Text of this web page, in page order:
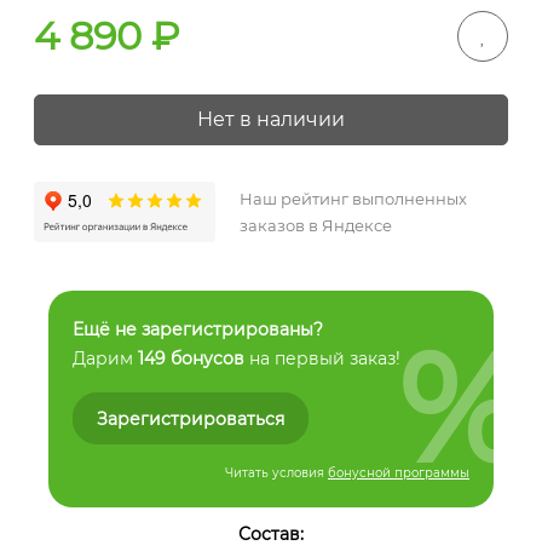
4 890 ₽
Нет в наличии
Наш рейтинг выполненных
заказов в Яндексе
Ещё не зарегистрированы?
Дарим 149 бонусов на первый заказ!
Зарегистрироваться
Читать условия бонусной программы
%
Состав: